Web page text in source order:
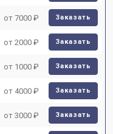
от 7000 ₽ Заказать
от 2000 ₽ Заказать
от 1000 ₽ Заказать
от 4000 ₽ Заказать
от 3000 ₽ Заказать